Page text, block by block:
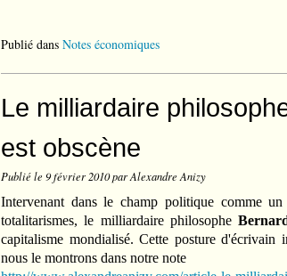
Publié dans Notes économiques
Le milliardaire
est obscène
Publié le 9 février 2010par Alexandre Anizy
Intervenant dans le champ politique comme
totalitarismes, le milliardaire philosophe
capitalisme mondialisé. Cette posture d'écrivain
nous le montrons dans notre note